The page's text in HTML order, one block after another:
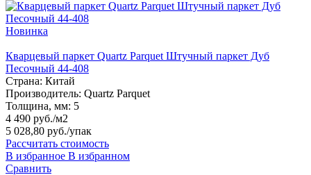
Новинка
Кварцевый паркет Quartz Parquet Штучный паркет Дуб
Песочный 44-408
Страна: Китай
Производитель: Quartz Parquet
Толщина, мм: 5
4 490 руб./м2
5 028,80 руб./упак
Рассчитать стоимость
В избранное В избранном
Сравнить